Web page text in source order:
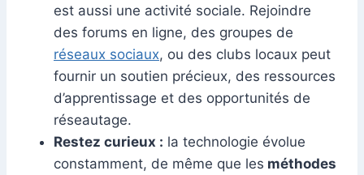
est aussi une activité sociale. Rejoindre
des forums en ligne, des groupes de
réseaux sociaux, ou des clubs locaux peut
fournir un soutien précieux, des ressources
d’apprentissage et des opportunités de
réseautage.
Restez curieux : la technologie évolue
constamment, de même que les méthodes